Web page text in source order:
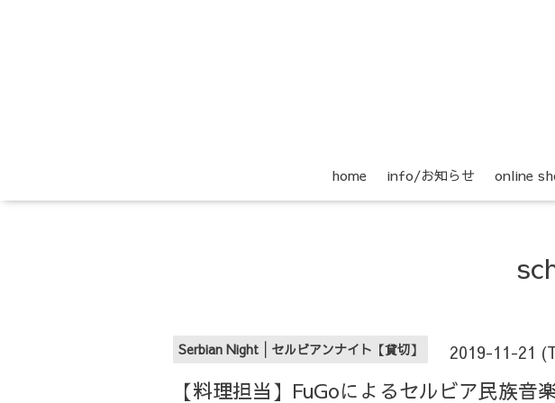
home info/お知らせ online
Serbian Night│セルビアンナイト【貸切】 2019-11-21
【料理担当】FuGoによるセルビア民族音